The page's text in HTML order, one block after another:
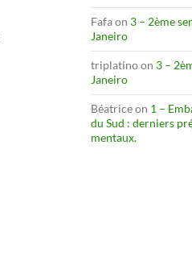
Fafaon 3 – 2ème
Janeiro
triplatinoon 3 –
Janeiro
Béatriceon 1 –
du Sud : derniers
mentaux.